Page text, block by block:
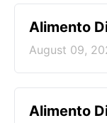
Alimento
August 09,
Alimento